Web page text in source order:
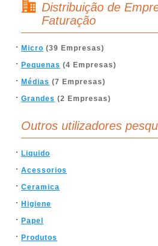
Distribuição de
Faturação
Micro (39 Empresas)
Pequenas (4 Empresas)
Médias (7 Empresas)
Grandes (2 Empresas)
Outros utilizadores
Liquido
Acessorios
Ceramica
Higiene
Papel
Produtos